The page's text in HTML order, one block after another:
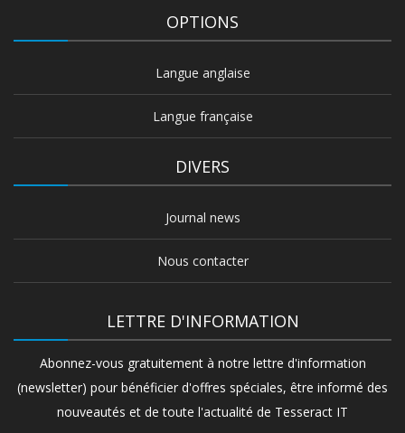
OPTIONS
Langue anglaise
Langue française
DIVERS
Journal news
Nous contacter
LETTRE D'INFORMATION
Abonnez-vous gratuitement à notre lettre d'information
(newsletter) pour bénéficier d'offres spéciales, être informé des
nouveautés et de toute l'actualité de Tesseract IT